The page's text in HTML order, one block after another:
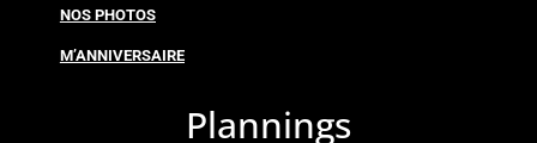
NOS PHOTOS
M’ANNIVERSAIRE
Plannings